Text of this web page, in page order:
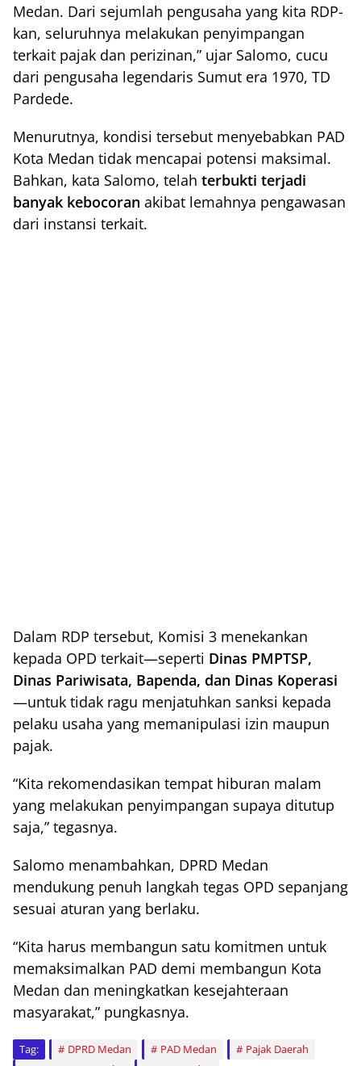
Medan. Dari sejumlah pengusaha yang kita RDP-
kan, seluruhnya melakukan penyimpangan
terkait pajak dan perizinan,” ujar Salomo, cucu
dari pengusaha legendaris Sumut era 1970, TD
Pardede.
Menurutnya, kondisi tersebut menyebabkan PAD
Kota Medan tidak mencapai potensi maksimal.
Bahkan, kata Salomo, telah terbukti terjadi
banyak kebocoran akibat lemahnya pengawasan
dari instansi terkait.
Dalam RDP tersebut, Komisi 3 menekankan
kepada OPD terkait—seperti Dinas PMPTSP,
Dinas Pariwisata, Bapenda, dan Dinas Koperasi
—untuk tidak ragu menjatuhkan sanksi kepada
pelaku usaha yang memanipulasi izin maupun
pajak.
“Kita rekomendasikan tempat hiburan malam
yang melakukan penyimpangan supaya ditutup
saja,” tegasnya.
Salomo menambahkan, DPRD Medan
mendukung penuh langkah tegas OPD sepanjang
sesuai aturan yang berlaku.
“Kita harus membangun satu komitmen untuk
memaksimalkan PAD demi membangun Kota
Medan dan meningkatkan kesejahteraan
masyarakat,” pungkasnya.
Tag: DPRD Medan PAD Medan
Pajak Daerah